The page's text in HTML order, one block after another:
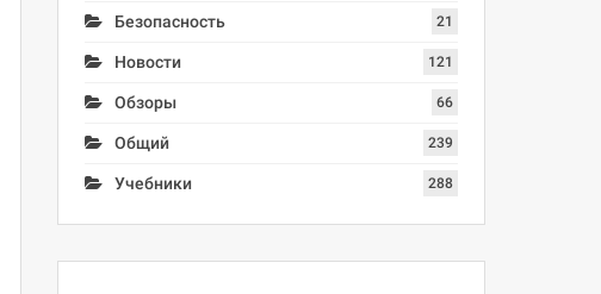
Безопасность 21
Новости 121
Обзоры 66
Общий 239
Учебники 288